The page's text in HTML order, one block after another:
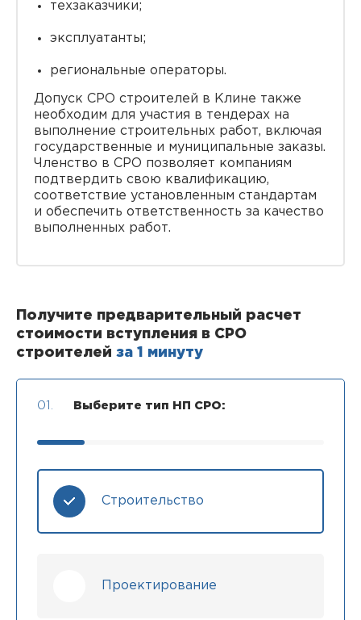
техзаказчики;
эксплуатанты;
региональные операторы.
Допуск СРО строителей в Клине также
необходим для участия в тендерах на
выполнение строительных работ, включая
государственные и муниципальные заказы.
Членство в СРО позволяет компаниям
подтвердить свою квалификацию,
соответствие установленным стандартам
и обеспечить ответственность за качество
выполненных работ.
Получите предварительный расчет
стоимости вступления в СРО
строителей за 1 минуту
01. Выберите тип НП СРО:
Строительство
Проектирование